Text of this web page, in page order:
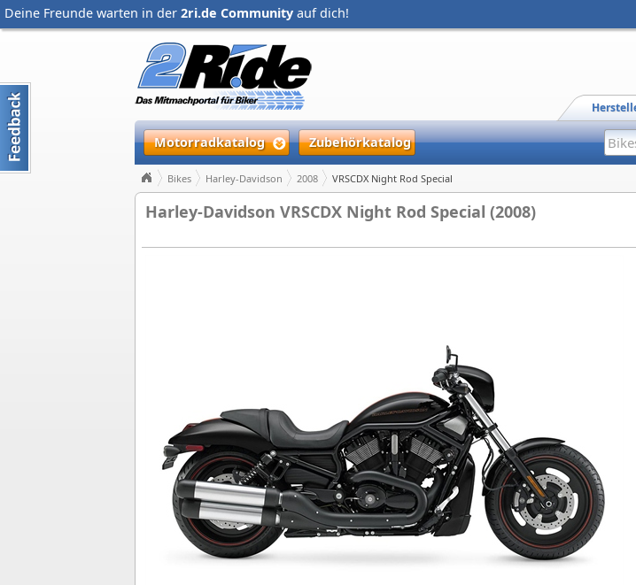
Deine Freunde warten in der 2ri.de Community auf dich!
Motorradkatalog Zubehörkatalog
Bikes Harley-Davidson 2008 VRSCDX Night Rod Special
Harley-Davidson VRSCDX Night Rod Special (2008)